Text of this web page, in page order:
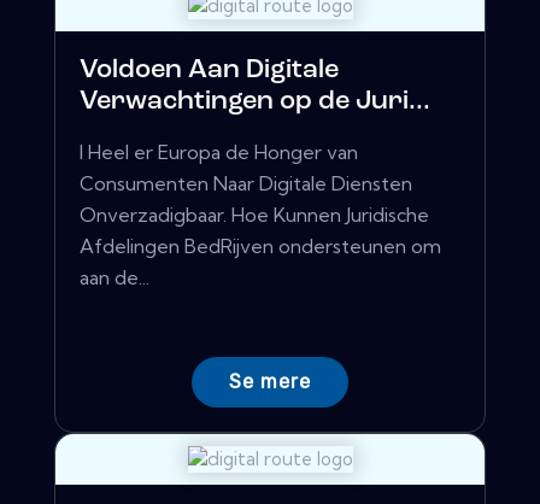
Voldoen Aan Digitale
Verwachtingen op de Juri...
I Heel er Europa de Honger van
Consumenten Naar Digitale Diensten
Onverzadigbaar. Hoe Kunnen Juridische
Afdelingen BedRijven ondersteunen om
aan de...
Se mere